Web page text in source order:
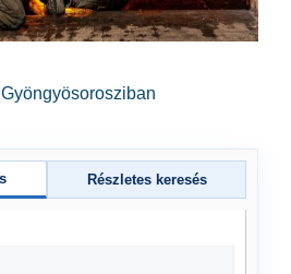
Részletes keresés